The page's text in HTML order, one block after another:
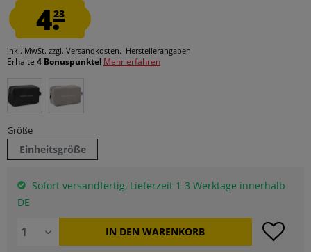
4.23
inkl. MwSt. zzgl. Versandkosten. Herstellerangaben
Erhalte 4 Bonuspunkte! Mehr erfahren
Größe
Einheitsgröße
Sofort versandfertig, Lieferzeit 1-3 Werktage innerhalb
DE
IN DEN WARENKORB